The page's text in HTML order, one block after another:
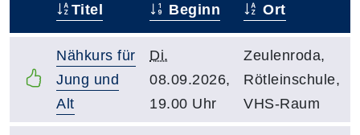
Titel Beginn Ort
Nähkurs für
Jung und
Alt
Di.
08.09.2026,
19.00 Uhr
Zeulenroda,
Rötleinschule,
VHS-Raum